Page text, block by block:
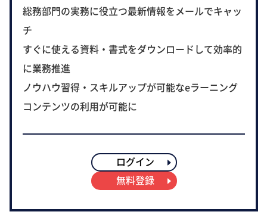
総務部門の実務に役立つ最新情報をメールでキャッ
チ
すぐに使える資料・書式をダウンロードして効率的
に業務推進
ノウハウ習得・スキルアップが可能なeラーニング
コンテンツの利用が可能に
ログイン
無料登録